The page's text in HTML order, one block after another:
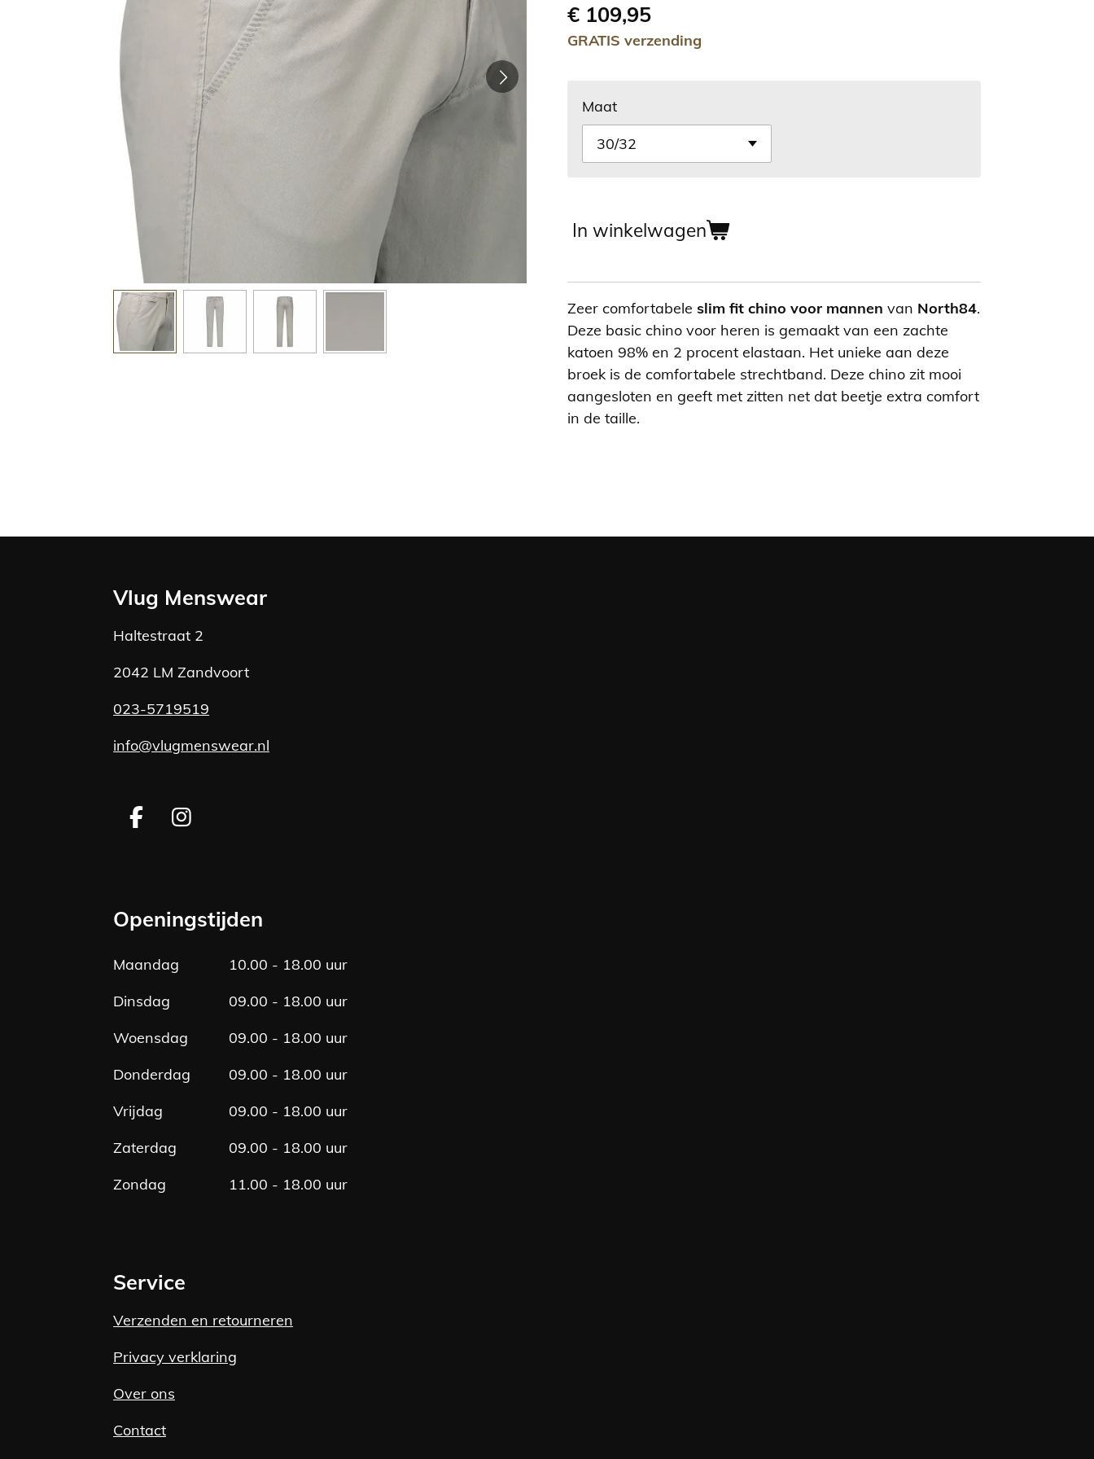
€ 109,95
GRATIS verzending
Maat
In winkelwagen
Zeer comfortabele slim fit chino voor mannen van North84.
Deze basic chino voor heren is gemaakt van een zachte
katoen 98% en 2 procent elastaan. Het unieke aan deze
broek is de comfortabele strechtband. Deze chino zit mooi
aangesloten en geeft met zitten net dat beetje extra comfort
in de taille.
Vlug Menswear
Haltestraat 2
2042 LM Zandvoort
023-5719519
info@vlugmenswear.nl
F
b
o
I
a
g
Openingstijden
Maandag
10.00 - 18.00 uur
Dinsdag
09.00 - 18.00 uur
Woensdag
09.00 - 18.00 uur
Donderdag
09.00 - 18.00 uur
Vrijdag
09.00 - 18.00 uur
Zaterdag
09.00 - 18.00 uur
Zondag
11.00 - 18.00 uur
Service
Verzenden en retourneren
Privacy verklaring
Over ons
Contact